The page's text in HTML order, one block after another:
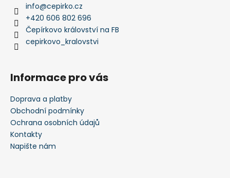
info@cepirko.cz
+420 606 802 696
Čepírkovo království na FB
cepirkovo_kralovstvi
Informace pro vás
Doprava a platby
Obchodní podmínky
Ochrana osobních údajů
Kontakty
Napište nám